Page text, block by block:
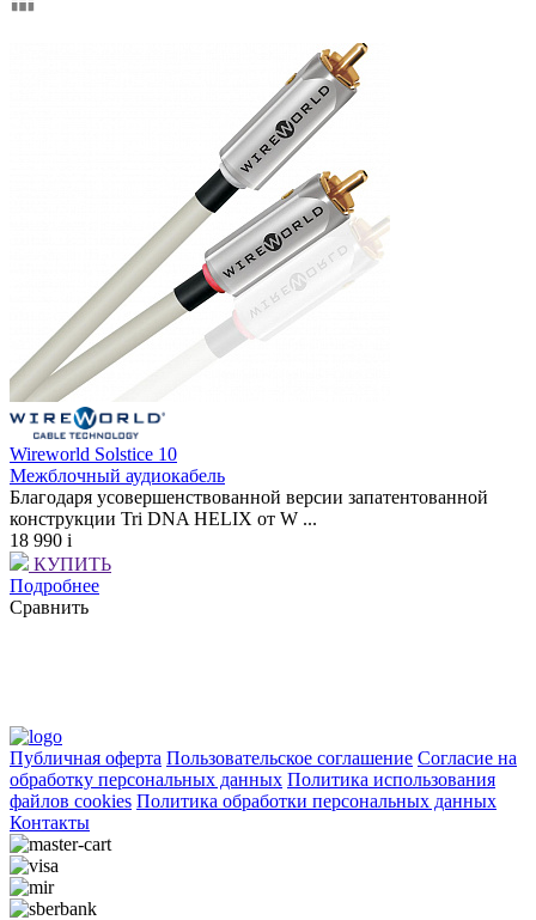
Wireworld Solstice 10
Межблочный аудиокабель
Благодаря усовершенствованной версии запатентованной
конструкции Tri DNA HELIX от W ...
18 990 i
КУПИТЬ
Подробнее
Сравнить
Публичная оферта Пользовательское соглашение Согласие на
обработку персональных данных Политика использования
файлов cookies Политика обработки персональных данных
Контакты